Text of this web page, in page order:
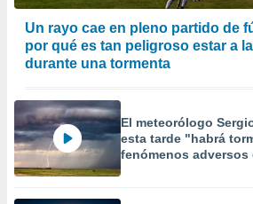
Un rayo cae en pleno partido de
por qué es tan peligroso estar a
durante una tormenta
El meteorólogo
esta tarde "habrá
fenómenos